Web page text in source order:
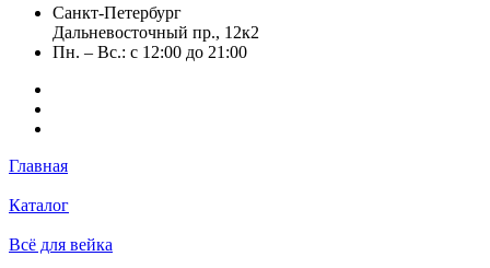
Санкт-Петербург
Дальневосточный пр., 12к2
Пн. – Вс.: с 12:00 до 21:00
Главная
Каталог
Всё для вейка